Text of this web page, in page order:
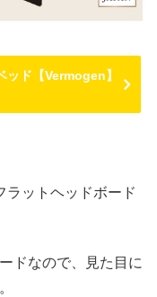
ド【Vermogen】
ラットヘッドボード
ドなので、見た目に